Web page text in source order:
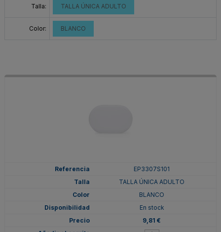
Talla: TALLA ÚNICA ADULTO
Color: BLANCO
EP3307S101
TALLA ÚNICA ADULTO
BLANCO
En stock
9,81 €